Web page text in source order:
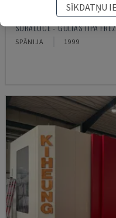
SORALUCE - GULTAS TIPA
SPĀNIJA 1999
SĪKDATŅU